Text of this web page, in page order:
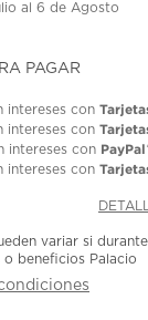
al 6 de Agosto
PAGAR
intereses con
intereses con
intereses con PayPal
intereses con
variar si
beneficios Palacio